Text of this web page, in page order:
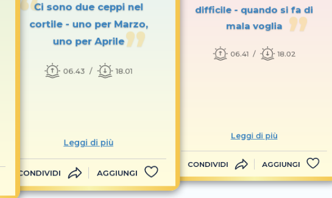
Ci sono due ceppi nel
cortile - uno per Marzo,
uno per Aprile
06.43 18.01
Leggi di più
CONDIVIDI AGGIUNGI
difficile - quando si fa di
mala voglia
06.41 18.02
Leggi di più
CONDIVIDI AGGIUNGI